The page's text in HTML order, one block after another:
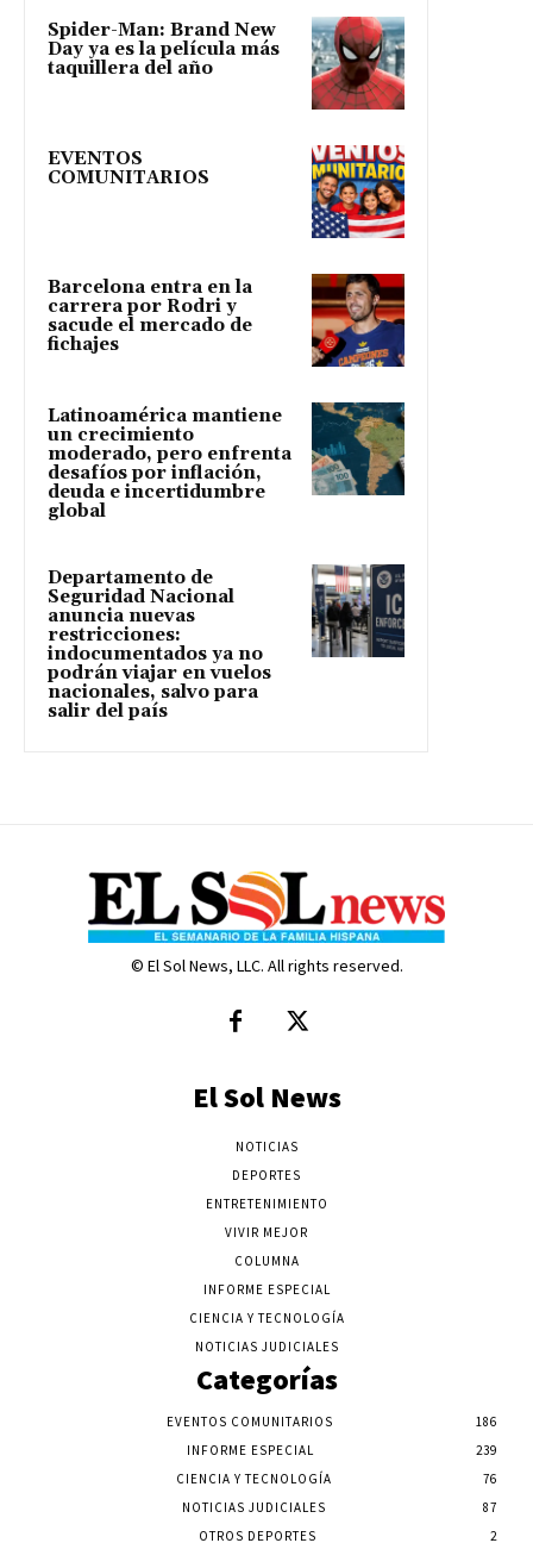
Spider-Man: Brand New
Day ya es la película más
taquillera del año
EVENTOS
COMUNITARIOS
Barcelona entra en la
carrera por Rodri y
sacude el mercado de
fichajes
Latinoamérica mantiene
un crecimiento
moderado, pero enfrenta
desafíos por inflación,
deuda e incertidumbre
global
Departamento de
Seguridad Nacional
anuncia nuevas
restricciones:
indocumentados ya no
podrán viajar en vuelos
nacionales, salvo para
salir del país
© El Sol News, LLC. All rights reserved.
El Sol News
NOTICIAS
DEPORTES
ENTRETENIMIENTO
VIVIR MEJOR
COLUMNA
INFORME ESPECIAL
CIENCIA Y TECNOLOGÍA
NOTICIAS JUDICIALES
Categorías
EVENTOS COMUNITARIOS
186
INFORME ESPECIAL
239
CIENCIA Y TECNOLOGÍA
76
NOTICIAS JUDICIALES
87
OTROS DEPORTES
2